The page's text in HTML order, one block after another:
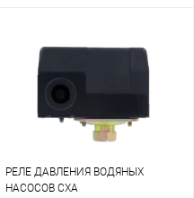
РЕЛЕ ДАВЛЕНИЯ ВОДЯНЫХ
НАСОСОВ CXA